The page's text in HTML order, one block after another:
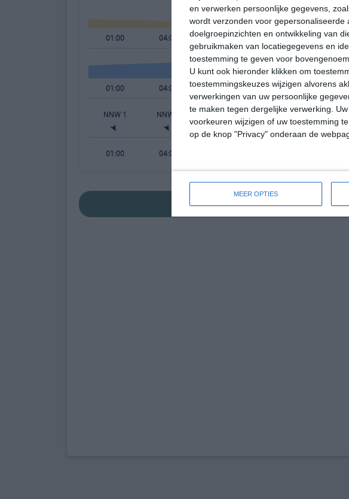
en verwerken persoonlijke gegevens,
wordt verzonden voor gepersonaliseerde
doelgroepinzichten en ontwikkeling van
gebruikmaken van locatiegegevens en
toestemming te geven voor
U kunt ook hieronder klikken om
toestemmingskeuzes wijzigen alvorens
verwerkingen van uw persoonlijke
te maken tegen dergelijke verwerking.
voorkeuren wijzigen of uw toestemming
op de knop "Privacy" onderaan de
MEER OPTIES
01:00 04:00 07:00 10:00 13:00
01:00 04:00 07:00 10:00 13:00
NNW 1 NNW 1 NNW 1 NNO 2 NO 2
01:00 04:00
bekijk de uitgebreide